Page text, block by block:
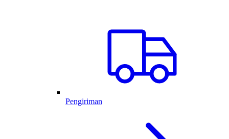
Pengiriman